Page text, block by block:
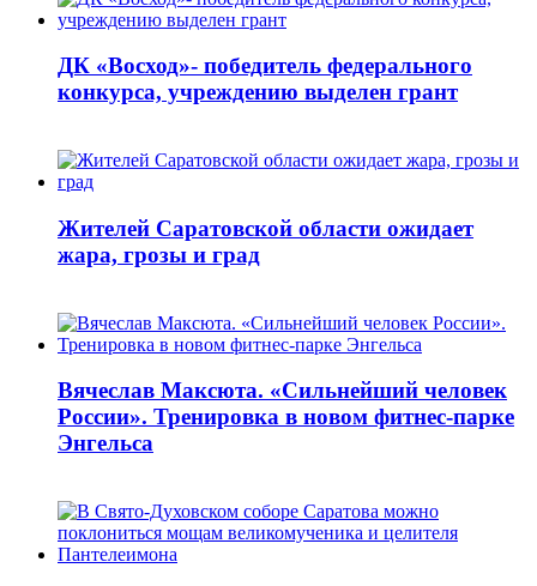
ДК «Восход»- победитель федерального
конкурса, учреждению выделен грант
Жителей Саратовской области ожидает
жара, грозы и град
Вячеслав Максюта. «Сильнейший человек
России». Тренировка в новом фитнес-парке
Энгельса